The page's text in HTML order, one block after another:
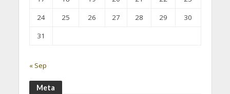
24
25 26 27 28 29
30
31
« Sep
Meta